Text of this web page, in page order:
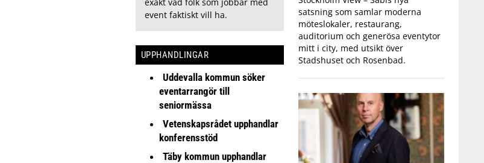
event faktiskt vill ha.
UPPHANDLINGAR
Uddevalla kommun söker
eventarrangör till
seniormässa
Vetenskapsrådet upphandlar
konferensstöd
Täby kommun upphandlar
satsning som samlar moderna
möteslokaler, restaurang,
auditorium och generösa eventytor
mitt i city, med utsikt över
Stadshuset och Rosenbad.